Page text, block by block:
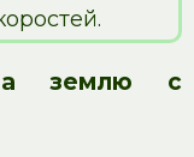
землю с